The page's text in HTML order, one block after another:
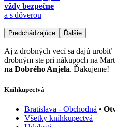
vždy bezpečne
a s dôverou
Predchádzajúce Ďalšie
Aj z drobných vecí sa dajú
drobným ste pri nákupoch na
na Dobrého Anjela. Ďakujeme!
Kníhkupectvá
Bratislava - Obchodná •
Všetky kníhkupectvá